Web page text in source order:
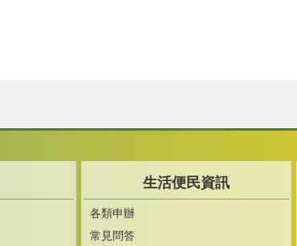
生活便民資訊
各類申辦
常見問答